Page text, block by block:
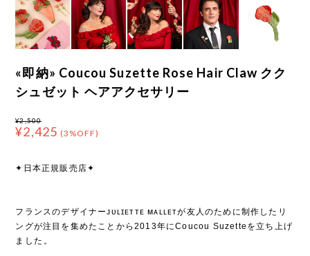
«即納» Coucou Suzette Rose Hair Claw クク
シュゼット ヘアアクセサリー
¥2,500
¥2,425 (3%OFF)
✦日本正規販売店✦
フランスのデザイナーᴊᴜʟɪᴇᴛᴛᴇ ᴍᴀʟʟᴇᴛが友人のために制作したリ
ングが注目を集めたことから2013年にCoucou Suzetteを立ち上げ
ました⁡。